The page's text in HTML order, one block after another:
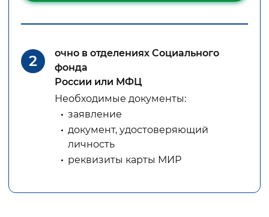
2
очно в отделениях Социального
фонда
России или МФЦ
Необходимые документы:
заявление
документ, удостоверяющий
личность
реквизиты карты МИР